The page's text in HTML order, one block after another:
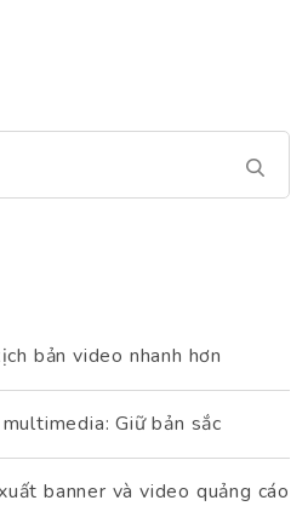
bản video nhanh hơn
Giữ bản sắc
banner và video quảng cáo